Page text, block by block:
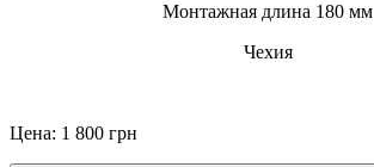
Монтажная длина 180 мм
Чехия
Цена: 1 800 грн